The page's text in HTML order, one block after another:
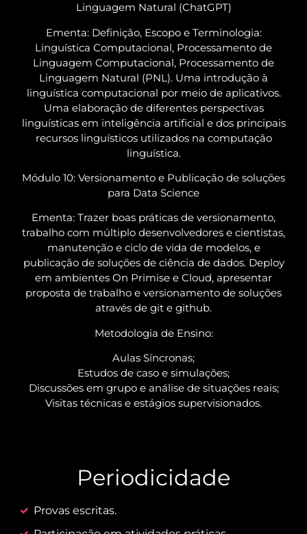
Linguagem Natural (ChatGPT)
Ementa: Definição, Escopo e Terminologia:
Linguística Computacional, Processamento de
Linguagem Computacional, Processamento de
Linguagem Natural (PNL). Uma introdução à
linguística computacional por meio de aplicativos.
Uma elaboração de diferentes perspectivas
linguísticas em inteligência artificial e dos principais
recursos linguísticos utilizados na computação
linguística.
Módulo 10: Versionamento e Publicação de soluções
para Data Science
Ementa: Trazer boas práticas de versionamento,
trabalho com múltiplo desenvolvedores e cientistas,
manutenção e ciclo de vida de modelos, e
publicação de soluções de ciência de dados. Deploy
em ambientes On Primise e Cloud, apresentar
proposta de trabalho e versionamento de soluções
através de git e github.
Metodologia de Ensino:
Aulas Síncronas;
Estudos de caso e simulações;
Discussões em grupo e análise de situações reais;
Visitas técnicas e estágios supervisionados.
Periodicidade
Provas escritas.